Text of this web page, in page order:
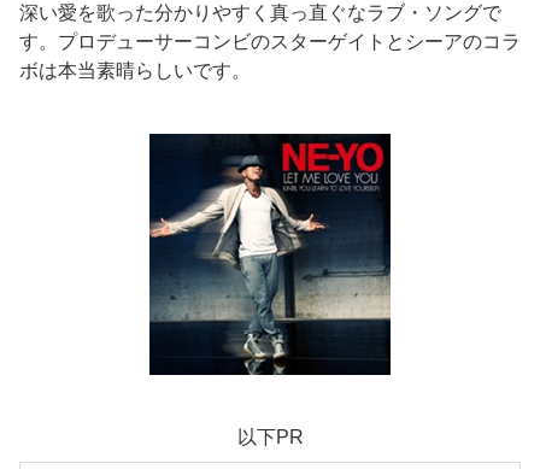
深い愛を歌った分かりやすく真っ直ぐなラブ・ソングで
す。プロデューサーコンビのスターゲイトとシーアのコラ
ボは本当素晴らしいです。
以下PR